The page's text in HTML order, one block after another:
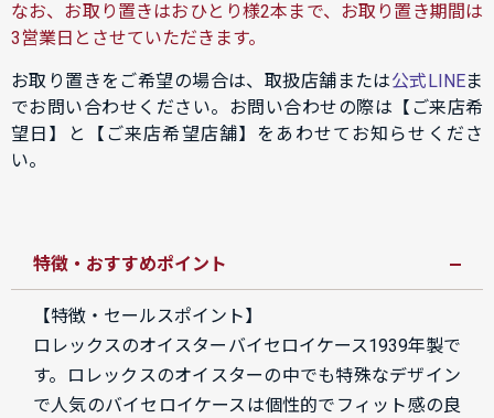
なお、お取り置きはおひとり様2本まで、お取り置き期間は
3営業日とさせていただきます。
お取り置きをご希望の場合は、取扱店舗または公式LINEま
でお問い合わせください。お問い合わせの際は【ご来店希
望日】と【ご来店希望店舗】をあわせてお知らせくださ
い。
特徴・おすすめポイント
【特徴・セールスポイント】
ロレックスのオイスターバイセロイケース1939年製で
す。ロレックスのオイスターの中でも特殊なデザイン
で人気のバイセロイケースは個性的でフィット感の良